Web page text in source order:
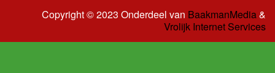
Copyright © 2023 Onderdeel van BaakmanMedia&
Vrolijk Internet Services